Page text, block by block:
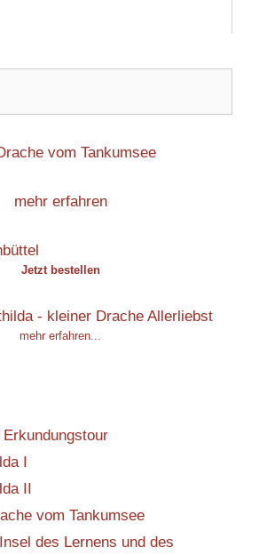
mehr erfahren
Jetzt bestellen
mehr erfahren...
I
II
vom Tankumsee
des Lernens und des